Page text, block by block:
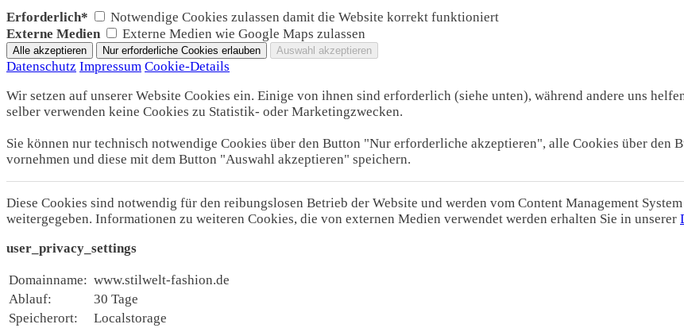
Erforderlich*
Notwendige Cookies zulassen damit die Website korrekt funktioniert
Externe Medien
Externe Medien wie Google Maps zulassen
Datenschutz Impressum Cookie-Details
Wir setzen auf unserer Website Cookies ein. Einige von ihnen sind erforderlich (siehe unten), während andere uns
selber verwenden keine Cookies zu Statistik- oder Marketingzwecken.
Sie können nur technisch notwendige Cookies über den Button "Nur erforderliche akzeptieren", alle Cookies über den
vornehmen und diese mit dem Button "Auswahl akzeptieren" speichern.
Diese Cookies sind notwendig für den reibungslosen Betrieb der Website und werden vom Content Management
weitergegeben. Informationen zu weiteren Cookies, die von externen Medien verwendet werden erhalten Sie in unserer
user_privacy_settings
Domainname: www.stilwelt-fashion.de
Ablauf:
30 Tage
Speicherort:
Localstorage